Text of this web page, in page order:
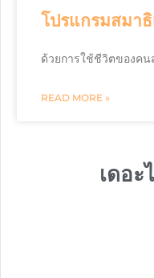
โปรแกรมสมา
ด้วยการใช้ชีวิตของคน
READ MORE »
เดอะ